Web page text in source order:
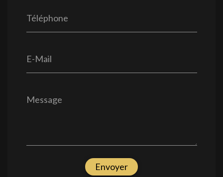
Téléphone
E-Mail
Message
Envoyer